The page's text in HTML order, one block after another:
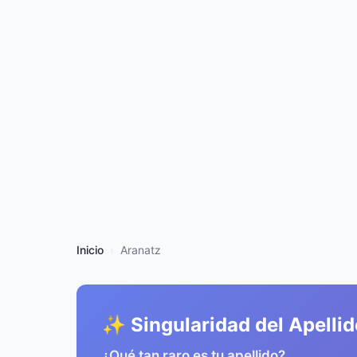
Inicio Aranatz
✨ Singularidad del